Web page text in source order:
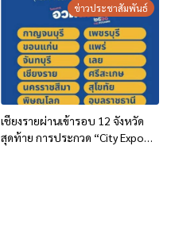
ข่าวประชาสัมพันธ์
เชียงรายผ่านเข้ารอบ 12 จังหวัด
สุดท้าย การประกวด “City Expo